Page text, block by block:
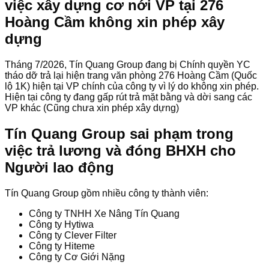
việc xây dựng cơ nới VP tại 276
Hoàng Cầm không xin phép xây
dựng
Tháng 7/2026, Tín Quang Group đang bị Chính quyền YC
tháo dỡ trả lại hiện trang văn phòng 276 Hoàng Cầm (Quốc
lộ 1K) hiện tại VP chính của công ty vì lý do không xin phép.
Hiện tại công ty đang gấp rút trả mặt bằng và dời sang các
VP khác (Cũng chưa xin phép xây dựng)
Tín Quang Group sai phạm trong
việc trả lương và đóng BHXH cho
Người lao động
Tín Quang Group gồm nhiều công ty thành viên:
Công ty TNHH Xe Nâng Tín Quang
Công ty Hytiwa
Công ty Clever Filter
Công ty Hiteme
Công ty Cơ Giới Nặng